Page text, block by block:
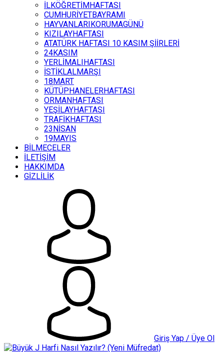
İLKÖĞRETİMHAFTASI
CUMHURİYETBAYRAMI
HAYVANLARIKORUMAGÜNÜ
KIZILAYHAFTASI
ATATÜRK HAFTASI 10 KASIM ŞİİRLERİ
24KASIM
YERLİMALIHAFTASI
İSTİKLALMARŞI
18MART
KÜTÜPHANELERHAFTASI
ORMANHAFTASI
YEŞİLAYHAFTASI
TRAFİKHAFTASI
23NİSAN
19MAYIS
BİLMECELER
İLETİŞİM
HAKKIMDA
GİZLİLİK
Giriş Yap / Üye Ol